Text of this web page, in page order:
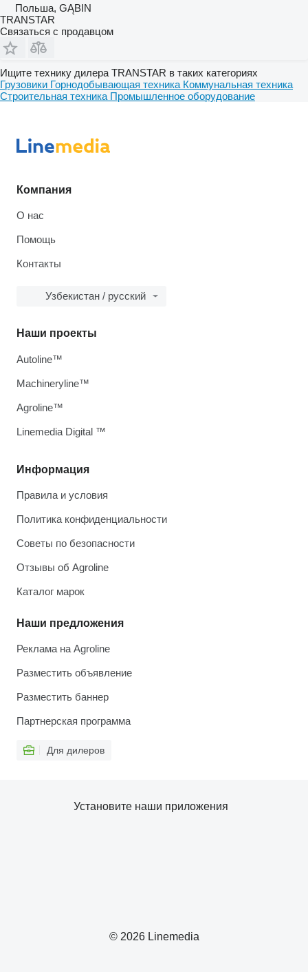
Польша, GĄBIN
TRANSTAR
Связаться с продавцом
Ищите технику дилера TRANSTAR в таких категориях
Грузовики Горнодобывающая техника Коммунальная техника
Строительная техника Промышленное оборудование
Компания
О нас
Помощь
Контакты
Узбекистан / русский
Информация
Правила и условия
Политика конфиденциальности
Советы по безопасности
Отзывы об Agroline
Каталог марок
Наши предложения
Реклама на Agroline
Разместить объявление
Разместить баннер
Партнерская программа
Для дилеров
Наши проекты
Autoline™
Machineryline™
Agroline™
Linemedia Digital ™
© 2026 Linemedia
Установите наши приложения